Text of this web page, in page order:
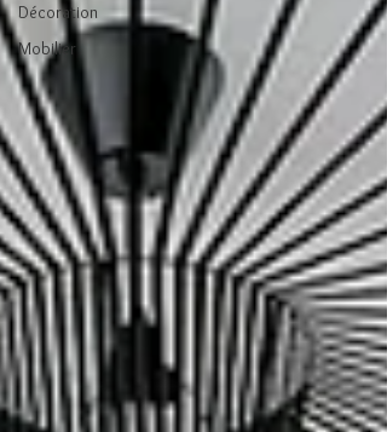
Décoration
Mobilier